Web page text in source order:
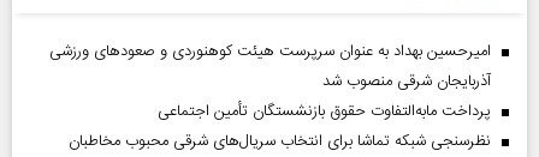
امیرحسین بهداد به عنوان سرپرست هیئت کوهنوردی و صعودهای ورزشی
آذربایجان شرقی منصوب شد
پرداخت مابه‌التفاوت حقوق بازنشستگان تأمین اجتماعی
نظرسنجی شبکه تماشا برای انتخاب سریال‌های شرقی محبوب مخاطبان